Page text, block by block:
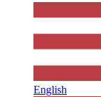
English